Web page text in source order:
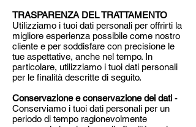
TRASPARENZA DEL TRATTAMENTO
Utilizziamo i tuoi dati personali per offrirti la
migliore esperienza possibile come nostro
cliente e per soddisfare con precisione le
tue aspettative, anche nel tempo. In
particolare, utilizziamo i tuoi dati personali
per le finalità descritte di seguito.
Conservazione e conservazione dei dati -
Conserviamo i tuoi dati personali per un
periodo di tempo ragionevolmente